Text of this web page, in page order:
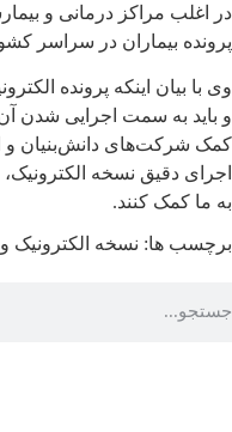
در اغلب مراکز درمانی و
پرونده بیماران در سراسر
وی با بیان اینکه پرونده
و باید به سمت اجرایی شدن
کمک شرکت‌های دانش‌بنیان و
اجرای دقیق نسخه
به ما کمک کنند.
برچسب ها: نسخه الکترونیک